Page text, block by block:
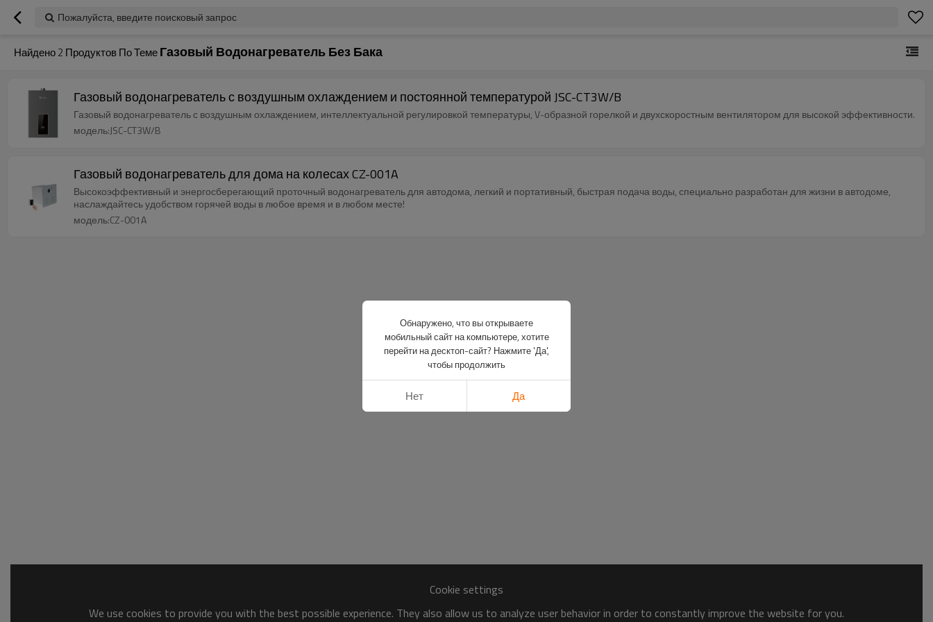
Пожалуйста, введите поисковый запрос
Найдено2 Продуктов По ТемеГазовый Водонагреватель Без Бака
Газовый водонагреватель с воздушным охлаждением и постоянной температурой JSC-CT3W/B
Газовый водонагреватель с воздушным охлаждением, интеллектуальной регулировкой температуры, V-образной горелкой и двухскоростным вентилятором для высокой эффективности.
модель:JSC-CT3W/B
Газовый водонагреватель для дома на колесах CZ-001A
Высокоэффективный и энергосберегающий проточный водонагреватель для автодома, легкий и портативный, быстрая подача воды, специально разработан для жизни в автодоме,
наслаждайтесь удобством горячей воды в любое время и в любом месте!
модель:CZ-001A
Cookie settings
We use cookies to provide you with the best possible experience. They also allow us to analyze user behavior in order to constantly improve the website for you.
Обнаружено, что вы открываете
мобильный сайт на компьютере, хотите
перейти на десктоп-сайт? Нажмите 'Да',
чтобы продолжить
Нет Да